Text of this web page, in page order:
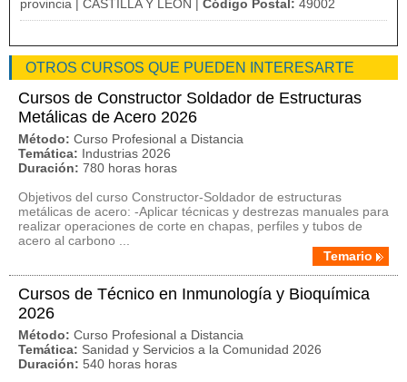
provincia | CASTILLA Y LEÓN | Código Postal: 49002
OTROS CURSOS QUE PUEDEN INTERESARTE
Cursos de Constructor Soldador de Estructuras
Metálicas de Acero 2026
Método: Curso Profesional a Distancia
Temática: Industrias 2026
Duración: 780 horas horas
Objetivos del curso Constructor-Soldador de estructuras
metálicas de acero: -Aplicar técnicas y destrezas manuales para
realizar operaciones de corte en chapas, perfiles y tubos de
acero al carbono ...
Temario
Cursos de Técnico en Inmunología y Bioquímica
2026
Método: Curso Profesional a Distancia
Temática: Sanidad y Servicios a la Comunidad 2026
Duración: 540 horas horas